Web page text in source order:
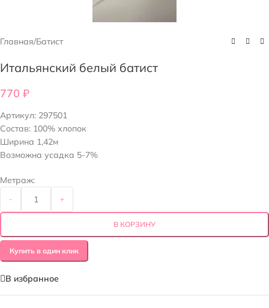
Главная/Батист
Итальянский белый батист
770 ₽
Артикул: 297501
Состав: 100% хлопок
Ширина 1,42м
Возможна усадка 5-7%
Метраж:
- +
В КОРЗИНУ
Купить в один клик
В избранное